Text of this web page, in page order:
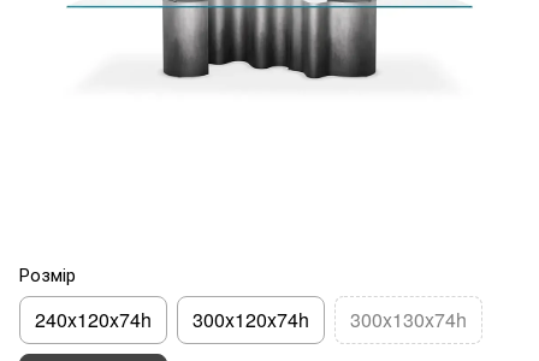
Розмір
240x120x74h 300x120x74h 300x130x74h